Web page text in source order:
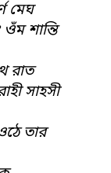
মেঘ
শান্তি
রাত
সাহসী
তার